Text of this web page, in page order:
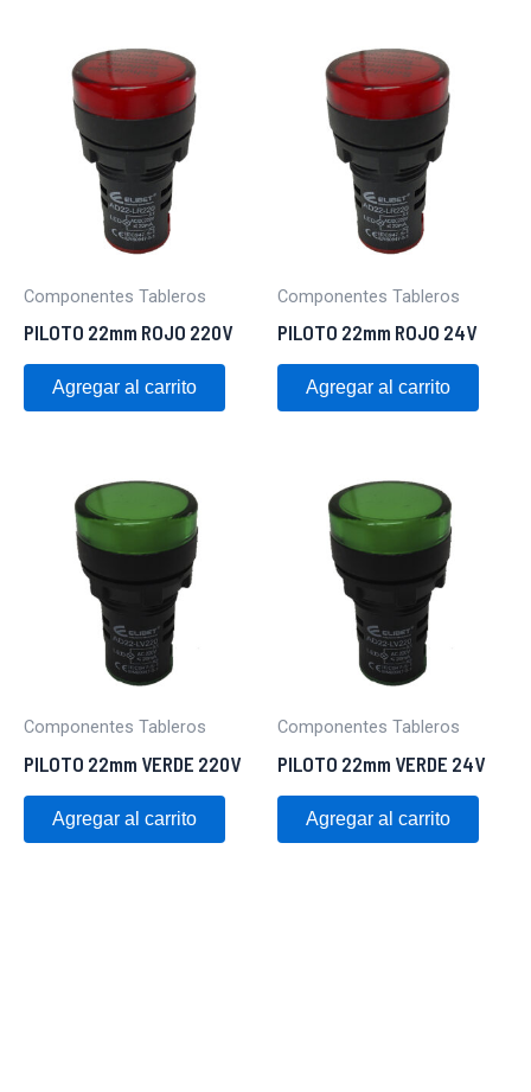
Componentes Tableros
PILOTO 22mm ROJO 220V
Agregar al carrito
Componentes Tableros
PILOTO 22mm ROJO 24V
Agregar al carrito
Componentes Tableros
PILOTO 22mm VERDE 220V
Agregar al carrito
Componentes Tableros
PILOTO 22mm VERDE 24V
Agregar al carrito